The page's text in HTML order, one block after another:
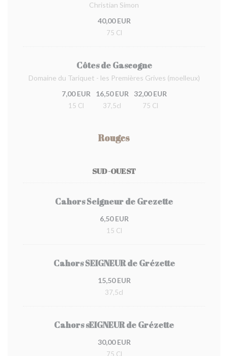
Christian Simon
40,00 EUR
75 Cl
Côtes de Gascogne
Domaine du Tariquet - les Premières Grives (moelleux)
7,00 EUR
15 Cl
16,50 EUR
37,5cl
32,00 EUR
75 Cl
Rouges
SUD-OUEST
Cahors Seigneur de Grezette
6,50 EUR
15 Cl
Cahors SEIGNEUR de Grézette
15,50 EUR
37,5cl
Cahors sEIGNEUR de Grézette
30,00 EUR
75 Cl